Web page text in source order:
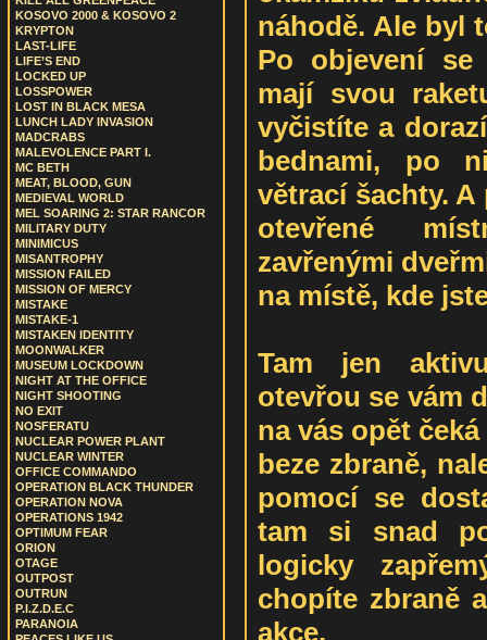
KOSOVO 2000 & KOSOVO 2
KRYPTON
LAST-LIFE
LIFE’S END
LOCKED UP
LOSSPOWER
LOST IN BLACK MESA
LUNCH LADY INVASION
MADCRABS
MALEVOLENCE PART I.
MC BETH
MEAT, BLOOD, GUN
MEDIEVAL WORLD
MEL SOARING 2: STAR RANCOR
MILITARY DUTY
MINIMICUS
MISANTROPHY
MISSION FAILED
MISSION OF MERCY
MISTAKE
MISTAKE-1
MISTAKEN IDENTITY
MOONWALKER
MUSEUM LOCKDOWN
NIGHT AT THE OFFICE
NIGHT SHOOTING
NO EXIT
NOSFERATU
NUCLEAR POWER PLANT
NUCLEAR WINTER
OFFICE COMMANDO
OPERATION BLACK THUNDER
OPERATION NOVA
OPERATIONS 1942
OPTIMUM FEAR
ORION
OTAGE
OUTPOST
OUTRUN
P.I.Z.D.E.C
PARANOIA
náhodě. Ale byl
Po objevení se
mají svou
vyčistíte a
bednami, po
větrací šachty.
otevřené
zavřenými
na místě, kde
Tam jen
otevřou se vám
na vás opět
beze zbraně,
pomocí se
tam si snad
logicky
chopíte zbraně
akce.